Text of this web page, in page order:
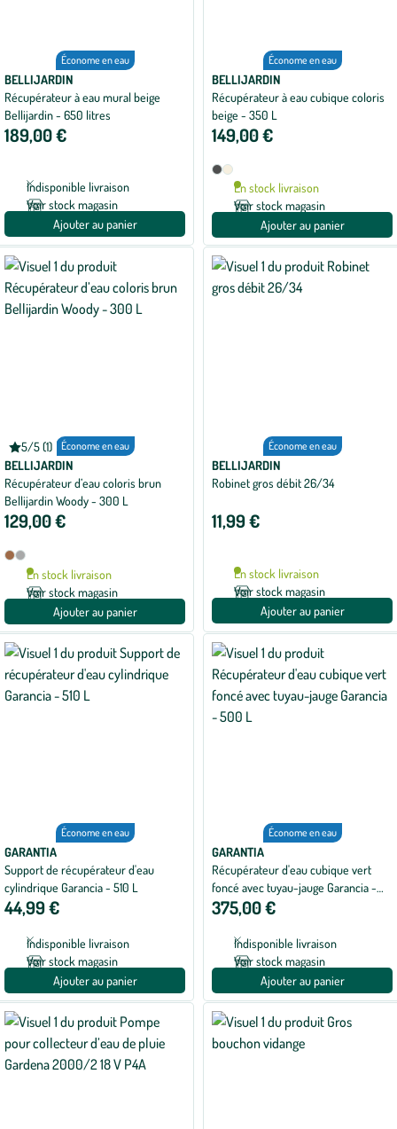
Économe en eau
BELLIJARDIN
Récupérateur à eau mural beige
Bellijardin - 650 litres
189,00 €
Indisponible livraison
Voir stock magasin
Ajouter au panier
Économe en eau
BELLIJARDIN
Récupérateur à eau cubique coloris
beige - 350 L
149,00 €
Disponible
coloris
Anthracite
Beige
En stock livraison
Voir stock magasin
Ajouter au panier
5/5 (1)
Note
moyenne
de
5
sur
5
avec
avis
Économe en eau
BELLIJARDIN
Récupérateur d’eau coloris brun
Bellijardin Woody - 300 L
129,00 €
Disponible
coloris
Brun
Gris
graphite
En stock livraison
Voir stock magasin
Ajouter au panier
Économe en eau
BELLIJARDIN
Robinet gros débit 26/34
11,99 €
En stock livraison
Voir stock magasin
Ajouter au panier
Économe en eau
GARANTIA
Support de récupérateur d'eau
cylindrique Garancia - 510 L
44,99 €
Indisponible livraison
Voir stock magasin
Ajouter au panier
Économe en eau
GARANTIA
Récupérateur d'eau cubique vert
foncé avec tuyau-jauge Garancia -
500 L
375,00 €
Indisponible livraison
Voir stock magasin
Ajouter au panier